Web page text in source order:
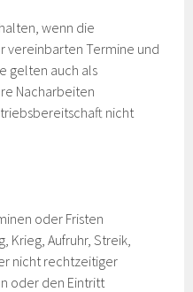
wenn die
vereinbarten Termine und
gelten auch als
Nacharbeiten
nicht
oder Fristen
Krieg, Aufruhr, Streik,
nicht rechtzeitiger
oder den Eintritt